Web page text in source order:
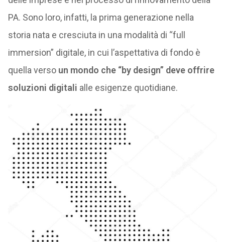
PA. Sono loro, infatti, la prima generazione nella
storia nata e cresciuta in una modalità di “full
immersion” digitale, in cui l’aspettativa di fondo è
quella verso un mondo che “by design” deve offrire
soluzioni digitali alle esigenze quotidiane.